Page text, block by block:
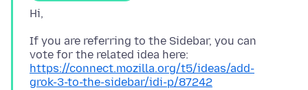
If you are referring to the Sidebar, you can
vote for the related idea here:
https://connect.mozilla.org/t5/ideas/add-
grok-3-to-the-sidebar/idi-p/87242